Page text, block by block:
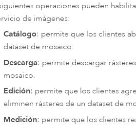
operaciones pueden
de imágenes:
Catálogo: permite que los clientes
dataset de mosaico.
Descarga: permite descargar
mosaico.
Edición: permite que los clientes
eliminen rásteres de un dataset de
Medición: permite que los clientes